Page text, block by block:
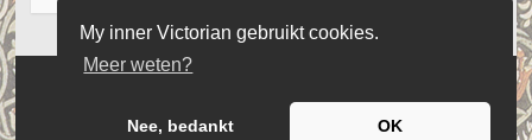
My inner Victorian gebruikt cookies.
Meer weten?
Nee, bedankt OK